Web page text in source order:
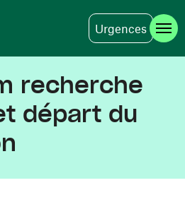
Urgences
recherche
départ du